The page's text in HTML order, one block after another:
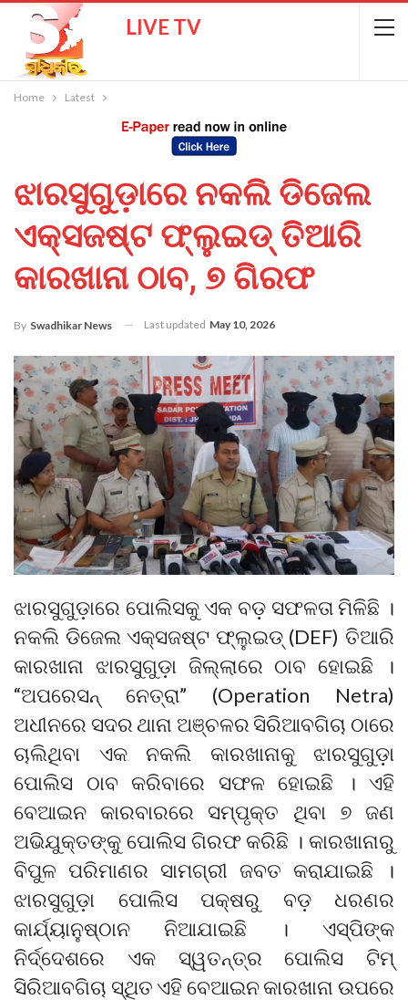
LIVE TV
Home Latest
ଝାରସୁଗୁଡ଼ାରେ ନକଲି ଡିଜେଲ
ଏକ୍ସଜଷ୍ଟ ଫ୍ଲୁଇଡ୍ ତିଆରି
କାରଖାନା ଠାବ, ୭ ଗିରଫ
By Swadhikar News Last updated May 10, 2026
ଝାରସୁଗୁଡ଼ାରେ ପୋଲିସକୁ ଏକ ବଡ଼ ସଫଳତା ମିଳିଛି ।
ନକଲି ଡିଜେଲ ଏକ୍ସଜଷ୍ଟ ଫ୍ଲୁଇଡ୍ (DEF) ତିଆରି
କାରଖାନା ଝାରସୁଗୁଡ଼ା ଜିଲ୍ଲାରେ ଠାବ ହୋଇଛି ।
“ଅପରେସନ୍ ନେତ୍ରା” (Operation Netra)
ଅଧୀନରେ ସଦର ଥାନା ଅଞ୍ଚଳର ସିରିଆବଗିଚା ଠାରେ
ଚାଲିଥିବା ଏକ ନକଲି କାରଖାନାକୁ ଝାରସୁଗୁଡ଼ା
ପୋଲିସ ଠାବ କରିବାରେ ସଫଳ ହୋଇଛି । ଏହି
ବେଆଇନ କାରବାରରେ ସମ୍ପୃକ୍ତ ଥିବା ୭ ଜଣ
ଅଭିଯୁକ୍ତଙ୍କୁ ପୋଲିସ ଗିରଫ କରିଛି । କାରଖାନାରୁ
ବିପୁଳ ପରିମାଣର ସାମଗ୍ରୀ ଜବତ କରାଯାଇଛି ।
ଝାରସୁଗୁଡ଼ା ପୋଲିସ ପକ୍ଷରୁ ବଡ଼ ଧରଣର
କାର୍ଯ୍ୟାନୁଷ୍ଠାନ ନିଆଯାଇଛି । ଏସ୍‌ପିଙ୍କ
ନିର୍ଦ୍ଦେଶରେ ଏକ ସ୍ୱତନ୍ତ୍ର ପୋଲିସ ଟିମ୍
ସିରିଆବଗିଚା ସ୍ଥିତ ଏହି ବେଆଇନ କାରଖାନା ଉପରେ